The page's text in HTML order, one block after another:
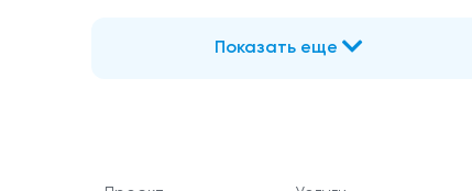
Показать еще